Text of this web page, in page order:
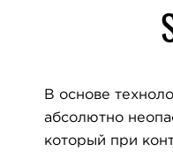
В основе
абсолютно
который при